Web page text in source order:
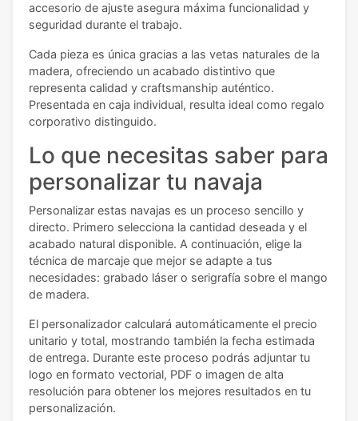
accesorio de ajuste asegura máxima funcionalidad y
seguridad durante el trabajo.
Cada pieza es única gracias a las vetas naturales de la
madera, ofreciendo un acabado distintivo que
representa calidad y craftsmanship auténtico.
Presentada en caja individual, resulta ideal como regalo
corporativo distinguido.
Lo que necesitas saber para
personalizar tu navaja
Personalizar estas navajas es un proceso sencillo y
directo. Primero selecciona la cantidad deseada y el
acabado natural disponible. A continuación, elige la
técnica de marcaje que mejor se adapte a tus
necesidades: grabado láser o serigrafía sobre el mango
de madera.
El personalizador calculará automáticamente el precio
unitario y total, mostrando también la fecha estimada
de entrega. Durante este proceso podrás adjuntar tu
logo en formato vectorial, PDF o imagen de alta
resolución para obtener los mejores resultados en tu
personalización.